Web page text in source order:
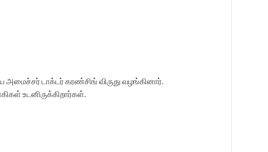
அமைச்சர் டாக்டர் கரண்சிங் விருது வழங்கினார்.
உடனிருக்கிறார்கள்.